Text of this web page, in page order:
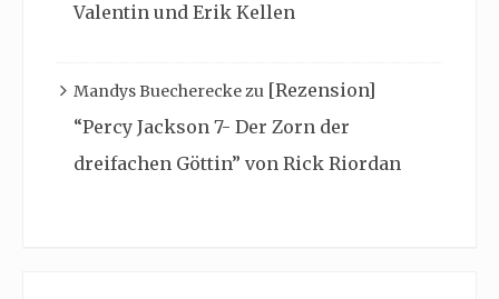
Valentin und Erik Kellen
Mandys Buechereckezu [Rezension]
“Percy Jackson 7- Der Zorn der
dreifachen Göttin” von Rick Riordan